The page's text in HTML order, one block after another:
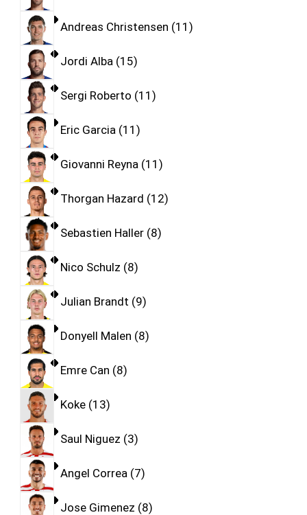
Andreas Christensen 11
Jordi Alba 15
Sergi Roberto 11
Eric Garcia 11
Giovanni Reyna 11
Thorgan Hazard 12
Sebastien Haller 8
Nico Schulz 8
Julian Brandt 9
Donyell Malen 8
Emre Can 8
Koke 13
Saul Niguez 3
Angel Correa 7
Jose Gimenez 8